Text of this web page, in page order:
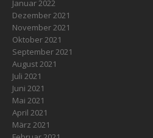
Januar 2022
Dezember 2021
November 2021
Oktober 2021
September 2021
August 2021
Juli 2021
Juni 2021
Mai 2021
April 2021
März 2021